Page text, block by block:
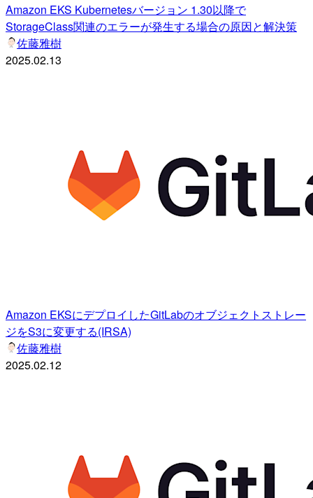
Amazon EKS Kubernetesバージョン 1.30以降で
StorageClass関連のエラーが発生する場合の原因と解決策
佐藤雅樹
2025.02.13
Amazon EKSにデプロイしたGitLabのオブジェクトストレー
ジをS3に変更する(IRSA)
佐藤雅樹
2025.02.12